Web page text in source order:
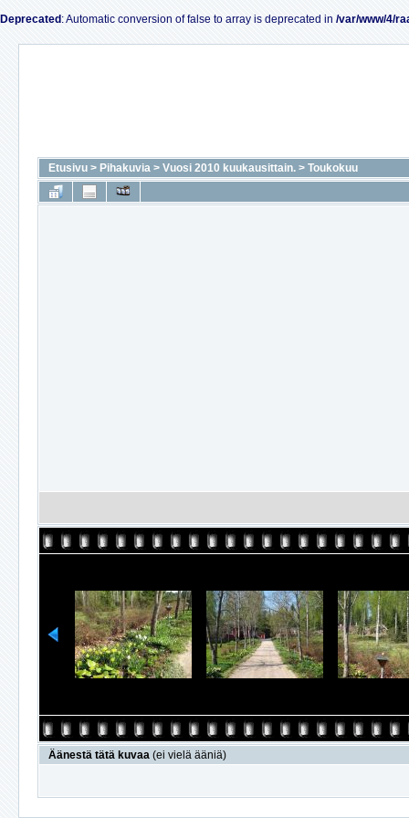
Deprecated : Automatic conversion of false to array is deprecated in /var/www/4/
Etusivu > Pihakuvia > Vuosi 2010 kuukausittain. > Toukokuu
Äänestä tätä kuvaa (ei vielä ääniä)